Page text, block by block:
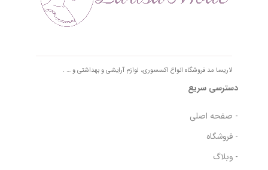
لاریسا مد فروشگاه انواع اکسسوری، لوازم آرایشی و بهداشتی و … .
دسترسی سریع
- صفحه اصلی
- فروشگاه
- وبلاگ